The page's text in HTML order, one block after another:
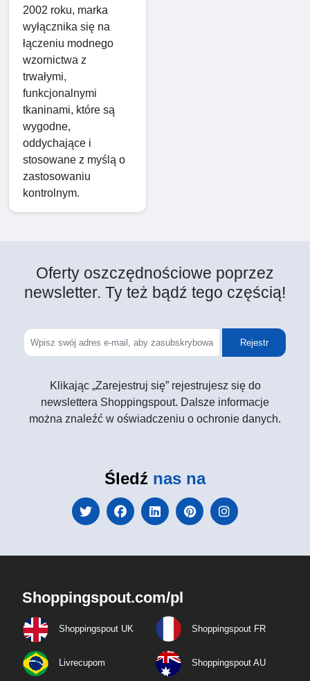
2002 roku, marka
wyłącznika się na
łączeniu modnego
wzornictwa z
trwałymi,
funkcjonalnymi
tkaninami, które są
wygodne,
oddychające i
stosowane z myślą o
zastosowaniu
kontrolnym.
Oferty oszczędnościowe poprzez
newsletter. Ty też bądź tego częścią!
Rejestr
Klikając „Zarejestruj się” rejestrujesz się do
newslettera Shoppingspout. Dalsze informacje
można znaleźć w oświadczeniu o ochronie danych.
Śledź nas na
Shoppingspout.com/pl
Shoppingspout UK Shoppingspout FR
Livrecupom Shoppingspout AU